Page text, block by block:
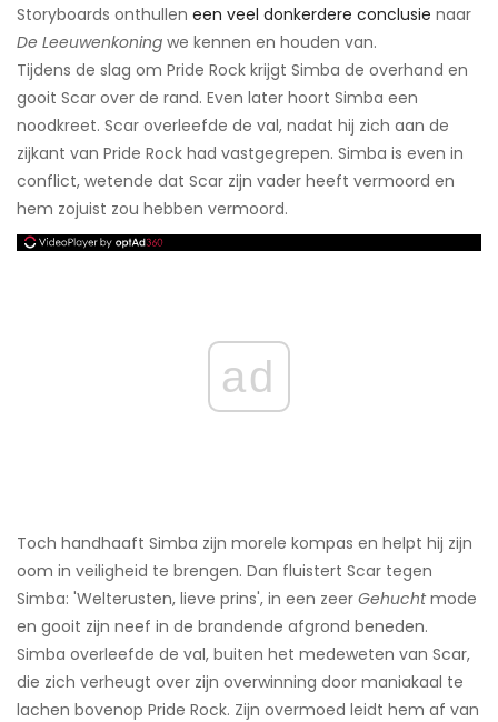
Storyboards onthullen een veel donkerdere conclusie naar
De Leeuwenkoning we kennen en houden van.
Tijdens de slag om Pride Rock krijgt Simba de overhand en
gooit Scar over de rand. Even later hoort Simba een
noodkreet. Scar overleefde de val, nadat hij zich aan de
zijkant van Pride Rock had vastgegrepen. Simba is even in
conflict, wetende dat Scar zijn vader heeft vermoord en
hem zojuist zou hebben vermoord.
ad
Toch handhaaft Simba zijn morele kompas en helpt hij zijn
oom in veiligheid te brengen. Dan fluistert Scar tegen
Simba: 'Welterusten, lieve prins', in een zeer Gehuchtmode
en gooit zijn neef in de brandende afgrond beneden.
Simba overleefde de val, buiten het medeweten van Scar,
die zich verheugt over zijn overwinning door maniakaal te
lachen bovenop Pride Rock. Zijn overmoed leidt hem af van